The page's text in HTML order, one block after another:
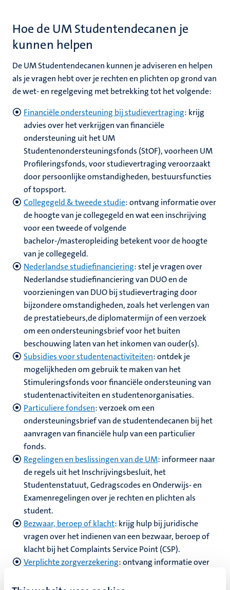
Hoe de UM Studentendecanen je
kunnen helpen
De UM Studentendecanen kunnen je adviseren en helpen
als je vragen hebt over je rechten en plichten op grond van
de wet- en regelgeving met betrekking tot het volgende:
Financiële ondersteuning bij studievertraging: krijg
advies over het verkrijgen van financiële
ondersteuning uit hetUM
Studentenondersteuningsfonds (StOF), voorheen UM
Profileringsfonds,voor studievertraging veroorzaakt
door persoonlijke omstandigheden, bestuursfuncties
of topsport.
Collegegeld & tweede studie: ontvang informatie over
de hoogte van je collegegeld en wat een inschrijving
voor een tweede of volgende
bachelor-/masteropleiding betekent voor de hoogte
van je collegegeld.
Nederlandse studiefinanciering:stel je vragen over
Nederlandse studiefinanciering van DUO en de
voorzieningen van DUO bij studievertraging door
bijzondere omstandigheden, zoals het verlengen van
de prestatiebeurs,de diplomatermijn of een verzoek
om een ondersteuningsbrief voor het buiten
beschouwing laten van het inkomen van ouder(s).
Subsidies voor studentenactiviteiten: ontdek je
mogelijkheden om gebruik te maken van het
Stimuleringsfonds voor financiële ondersteuning van
studentenactiviteiten en studentenorganisaties.
Particuliere fondsen: verzoek om een
ondersteuningsbrief van de studentendecanen bij het
aanvragen van financiële hulp van een particulier
fonds.
Regelingen en beslissingen van de UM: informeer naar
de regels uit het Inschrijvingsbesluit, het
Studentenstatuut, Gedragscodes en Onderwijs- en
Examenregelingen over je rechten en plichten als
student.
Bezwaar, beroep of klacht: krijg hulp bij juridische
vragen over het indienen van een bezwaar, beroep of
klacht bij het Complaints Service Point (CSP).
Verplichte zorgverzekering: ontvang informatie over
ziektekostenverzekering in Nederland